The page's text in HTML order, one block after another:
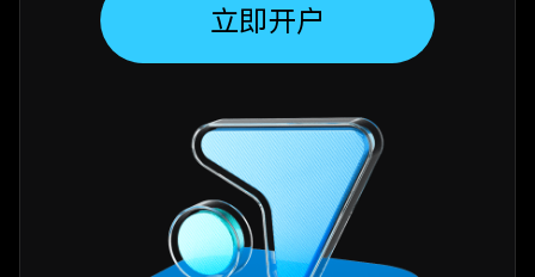
立即开户